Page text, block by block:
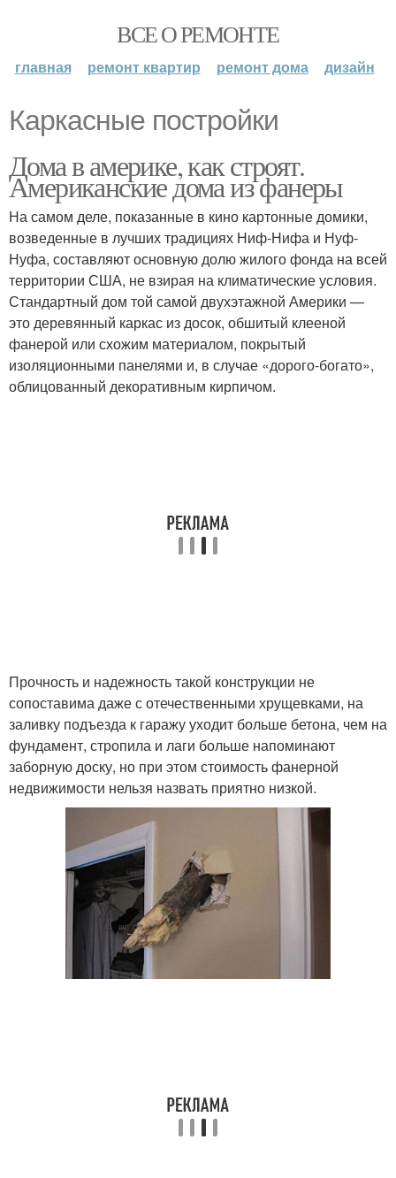
ВСЕ О РЕМОНТЕ
главная ремонт квартир ремонт дома дизайн
Каркасные постройки
Дома в америке, как строят.
Американские дома из фанеры
На самом деле, показанные в кино картонные домики,
возведенные в лучших традициях Ниф-Нифа и Нуф-
Нуфа, составляют основную долю жилого фонда на всей
территории США, не взирая на климатические условия.
Стандартный дом той самой двухэтажной Америки —
это деревянный каркас из досок, обшитый клееной
фанерой или схожим материалом, покрытый
изоляционными панелями и, в случае «дорого-богато»,
облицованный декоративным кирпичом.
Прочность и надежность такой конструкции не
сопоставима даже с отечественными хрущевками, на
заливку подъезда к гаражу уходит больше бетона, чем на
фундамент, стропила и лаги больше напоминают
заборную доску, но при этом стоимость фанерной
недвижимости нельзя назвать приятно низкой.